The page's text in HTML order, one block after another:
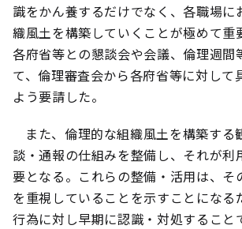
識をかん養するだけでなく、各職場に
織風土を構築していくことが極めて重
各府省等との懇談会や会議、倫理週間
て、倫理審査会から各府省等に対して
よう要請した。
また、倫理的な組織風土を構築する
談・通報の仕組みを整備し、それが利
要となる。これらの整備・活用は、そ
を重視していることを示すことになる
行為に対し早期に認識・対処すること